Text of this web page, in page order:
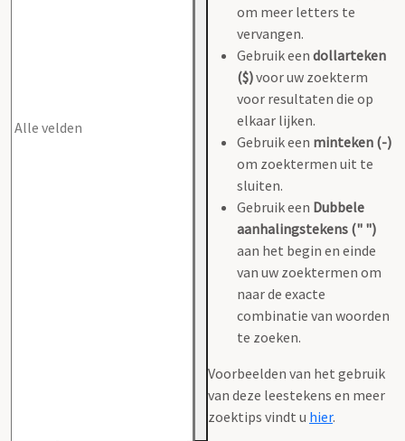
om meer letters te
vervangen.
Gebruik een dollarteken
($)voor uw zoekterm
voor resultaten die op
elkaar lijken.
Gebruik een minteken (-)
om zoektermen uit te
sluiten.
Gebruik een Dubbele
aanhalingstekens (" ")
aan het begin en einde
van uw zoektermen om
naar de exacte
combinatie van woorden
te zoeken.
Voorbeelden van het gebruik
van deze leestekens en meer
zoektips vindt u hier.